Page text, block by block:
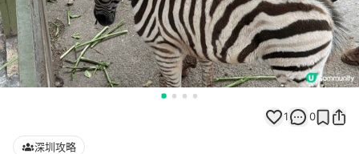
1 0
深圳攻略